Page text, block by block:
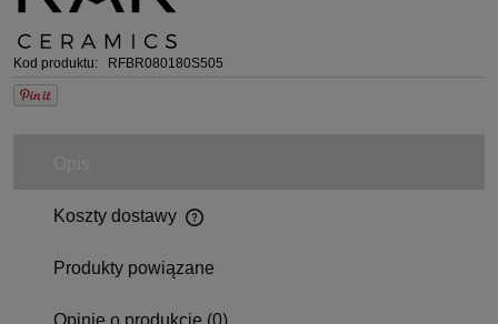
Kod produktu: RFBR080180S505
Koszty dostawy
Produkty powiązane